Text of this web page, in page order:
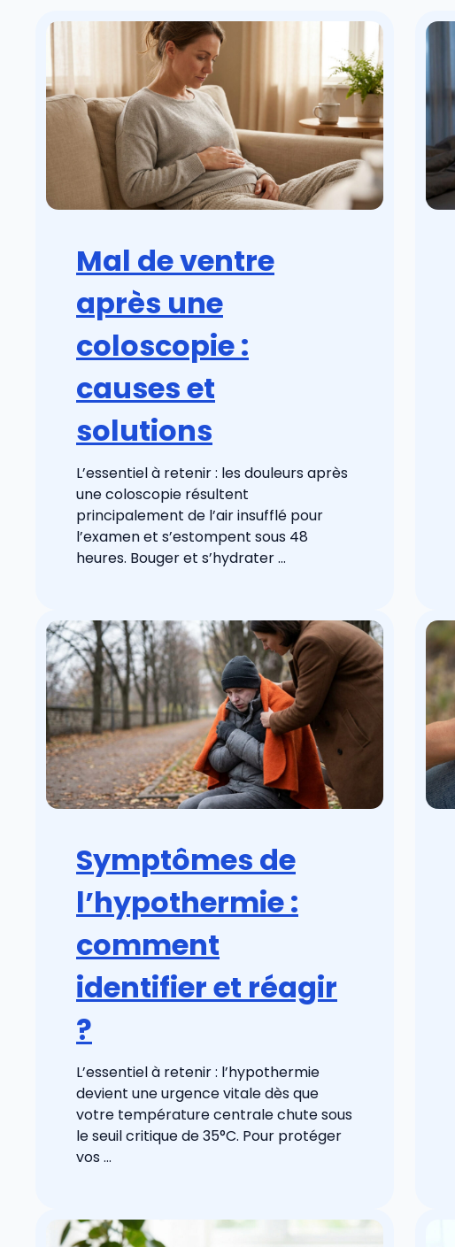
Mal de ventre
après une
coloscopie :
causes et
solutions
L’essentiel à retenir : les douleurs après
une coloscopie résultent
principalement de l’air insufflé pour
l’examen et s’estompent sous 48
heures. Bouger et s’hydrater ...
Symptômes de
l’hypothermie :
comment
identifier et réagir
?
L’essentiel à retenir : l’hypothermie
devient une urgence vitale dès que
votre température centrale chute sous
le seuil critique de 35°C. Pour protéger
vos ...